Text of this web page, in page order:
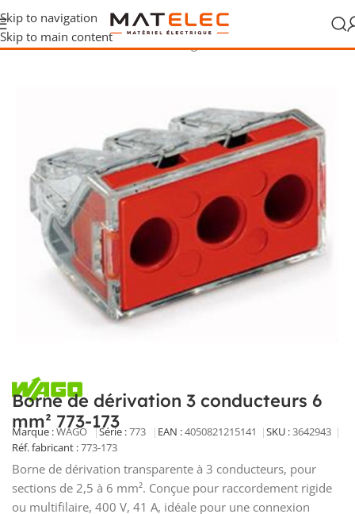
Skip to navigation
Skip to main content
raccordement/Connexion et câblage/Bornes de raccordement
Borne de dérivation 3 conducteurs 6
mm² 773-173
Marque :WAGO Série :773 EAN :4050821215141 SKU :3642943
Réf. fabricant :773-173
Borne de dérivation transparente à 3 conducteurs, pour
sections de 2,5 à 6 mm². Conçue pour raccordement rigide
ou multifilaire, 400 V, 41 A, idéale pour une connexion